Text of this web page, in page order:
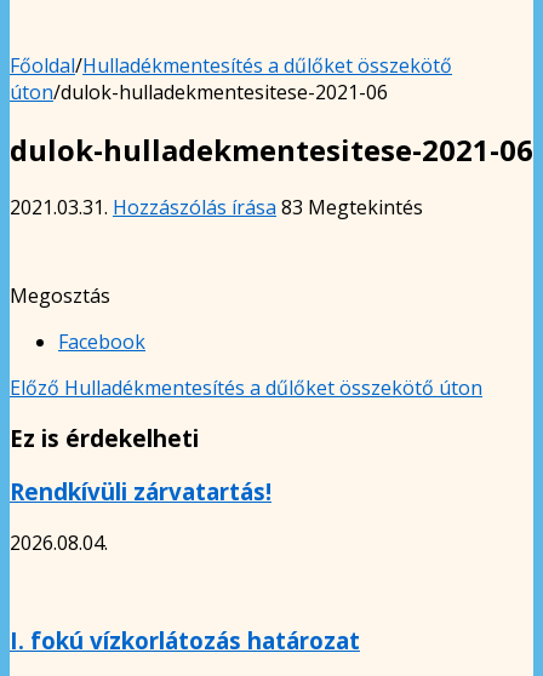
Főoldal/Hulladékmentesítés a dűlőket összekötő
úton/dulok-hulladekmentesitese-2021-06
dulok-hulladekmentesitese-2021-06
2021.03.31. Hozzászólás írása 83 Megtekintés
Megosztás
Facebook
Előző Hulladékmentesítés a dűlőket összekötő úton
Ez is érdekelheti
Rendkívüli zárvatartás!
2026.08.04.
I. fokú vízkorlátozás határozat